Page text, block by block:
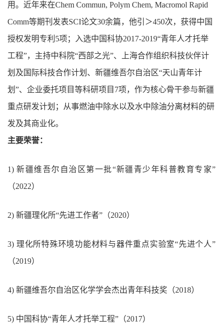
用。近年来在Chem Commun, Polym Chem, Macromol Rapid
Comm等期刊发表SCI论文30余篇，他引＞450次，获得中国
授权发明专利5项；入选中国科协2017-2019“青年人才托举
工程”，主持中科院“西部之光”、上海合作组织科技伙伴计
划及国际科技合作计划、新疆维吾尔自治区“天山青年计
划”、企业委托项目等科研项目7项，作为核心骨干参与新疆
重点研发计划；从事燃油中除水以及水中除油分离材料的研
发及其商业化。
主要荣誉：
1) 新疆维吾尔自治区第一批“新疆青少年科普教育专家”
（2022）
2) 新疆理化所“先进工作者”（2020）
3) 理化所特殊环境功能材料与器件重点实验室“先进个人”
（2019）
4) 新疆维吾尔自治区化学学会杰出青年科技奖（2018）
5) 中 国科协“青年人才托举工程”（2017）